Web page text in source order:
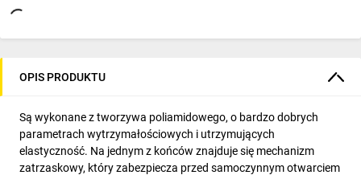
OPIS PRODUKTU
Są wykonane z tworzywa poliamidowego, o bardzo dobrych
parametrach wytrzymałościowych i utrzymujących
elastyczność. Na jednym z końców znajduje się mechanizm
zatrzaskowy, który zabezpiecza przed samoczynnym otwarciem